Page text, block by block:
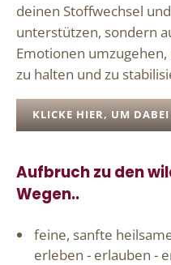
deinen Stoffwechsel
unterstützen, sondern
Emotionen
zu halten und zu
KLICKE HIER, UM
Aufbruch zu den
Wegen..
feine, sanfte
erleben - erlauben -